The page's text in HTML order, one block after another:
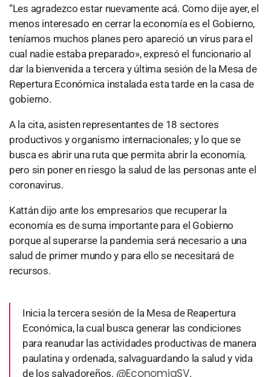
“Les agradezco estar nuevamente acá. Como dije ayer, el
menos interesado en cerrar la economía es el Gobierno,
teníamos muchos planes pero apareció un virus para el
cual nadie estaba preparado», expresó el funcionario al
dar la bienvenida a tercera y última sesión de la Mesa de
Repertura Económica instalada esta tarde en la casa de
gobierno.
A la cita, asisten representantes de 18 sectores
productivos y organismo internacionales; y lo que se
busca es abrir una ruta que permita abrir la economía,
pero sin poner en riesgo la salud de las personas ante el
coronavirus.
Kattán dijo ante los empresarios que recuperar la
economía es de suma importante para el Gobierno
porque al superarse la pandemia será necesario a una
salud de primer mundo y para ello se necesitará de
recursos.
Inicia la tercera sesión de la Mesa de Reapertura
Económica, la cual busca generar las condiciones
para reanudar las actividades productivas de manera
paulatina y ordenada, salvaguardando la salud y vida
de los salvadoreños. @EconomiaSV.